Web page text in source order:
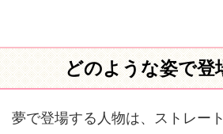
どのような姿で登
夢で登場する人物は、ストレー